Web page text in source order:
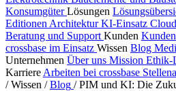
KonsumgüterLösungen
Editionen ArchitekturKI-Einsatz
Beratung und Support Kunden
crossbase im Einsatz Wissen Blog
Unternehmen Über uns Mission Ethik-
Karriere Arbeiten bei crossbase
/ Wissen / Blog / PIM und KI: Die